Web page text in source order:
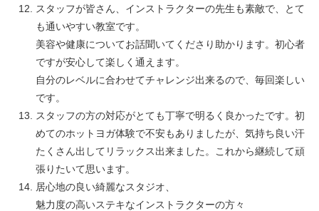
スタッフが皆さん、インストラクターの先生も素敵で、とて
も通いやすい教室です。
美容や健康についてお話聞いてくださり助かります。初心者
ですが安心して楽しく通えます。
自分のレベルに合わせてチャレンジ出来るので、毎回楽しい
です。
スタッフの方の対応がとても丁寧で明るく良かったです。初
めてのホットヨガ体験で不安もありましたが、気持ち良い汗
たくさん出してリラックス出来ました。これから継続して頑
張りたいて思います。
居心地の良い綺麗なスタジオ、
魅力度の高いステキなインストラクターの方々